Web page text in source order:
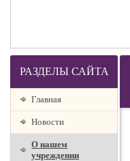
РАЗДЕЛЫ САЙТА
Главная
Новости
О нашем
учреждении